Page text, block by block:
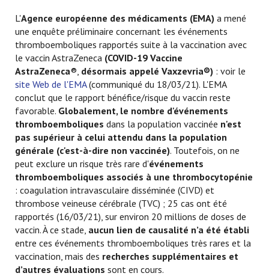
L'Agence européenne des médicaments (EMA) a mené
une enquête préliminaire concernant les événements
thromboemboliques rapportés suite à la vaccination avec
le vaccin AstraZeneca (COVID-19 Vaccine
AstraZeneca®, désormais appelé Vaxzevria®) : voir le
site Web de l'EMA(communiqué du 18/03/21). L'EMA
conclut que le rapport bénéfice/risque du vaccin reste
favorable. Globalement, le nombre d'événements
thromboemboliques dans la population vaccinée n'est
pas supérieur à celui attendu dans la population
générale (c'est-à-dire non vaccinée). Toutefois, on ne
peut exclure un risque très rare d'événements
thromboemboliques associés à une thrombocytopénie
: coagulation intravasculaire disséminée (CIVD) et
thrombose veineuse cérébrale (TVC) ; 25 cas ont été
rapportés (16/03/21), sur environ 20 millions de doses de
vaccin. À ce stade, aucun lien de causalité n’a été établi
entre ces événements thromboemboliques très rares et la
vaccination, mais des recherches supplémentaires et
d’autres évaluations sont en cours.